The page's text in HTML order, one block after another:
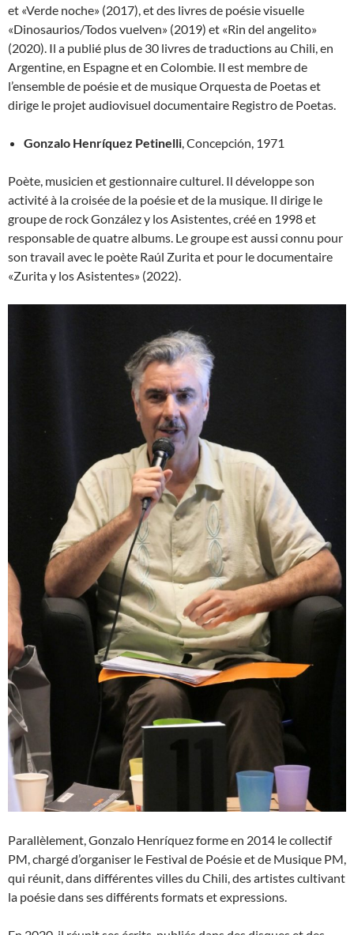
et «Verde noche» (2017), et des livres de poésie visuelle
«Dinosaurios/Todos vuelven» (2019) et «Rin del angelito»
(2020). Il a publié plus de 30 livres de traductions au Chili, en
Argentine, en Espagne et en Colombie. Il est membre de
l’ensemble de poésie et de musique Orquesta de Poetas et
dirige le projet audiovisuel documentaire Registro de Poetas.
Gonzalo Henríquez Petinelli, Concepción, 1971
Poète, musicien et gestionnaire culturel. Il développe son
activité à la croisée de la poésie et de la musique. Il dirige le
groupe de rock González y los Asistentes, créé en 1998 et
responsable de quatre albums. Le groupe est aussi connu pour
son travail avec le poète Raúl Zurita et pour le documentaire
«Zurita y los Asistentes» (2022).
Parallèlement, Gonzalo Henríquez forme en 2014 le collectif
PM, chargé d’organiser le Festival de Poésie et de Musique PM,
qui réunit, dans différentes villes du Chili, des artistes cultivant
la poésie dans ses différents formats et expressions.